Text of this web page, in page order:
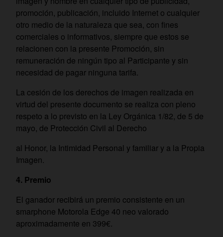
promoción, publicación, incluido Internet o cualquier
otro medio de la naturaleza que sea, con fines
comerciales o informativos, siempre que estos se
relacionen con la presente Promoción, sin
remuneración de ningún tipo al Participante y sin
necesidad de pagar ninguna tarifa.
La cesión de los derechos de imagen realizada en
virtud del presente documento se realiza con pleno
respeto a lo previsto en la Ley Orgánica 1/82, de 5 de
mayo, de Protección Civil al Derecho
al Honor, la Intimidad Personal y familiar y a la Propia
Imagen.
4. Premio
El ganador recibirá un premio consistente en un
smarphone Motorola Edge 40 neo valorado
aproximadamente en 399€.